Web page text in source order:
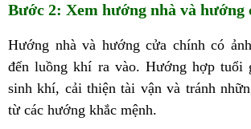
Bước 2: Xem hướng nhà và hướng
Hướng nhà và hướng cửa chính có
đến luồng khí ra vào. Hướng hợp tuổi
sinh khí, cải thiện tài vận và tránh
từ các hướng khắc mệnh.